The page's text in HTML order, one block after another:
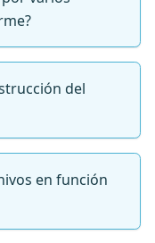
del
en función